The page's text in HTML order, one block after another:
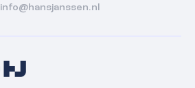
info@hansjanssen.nl